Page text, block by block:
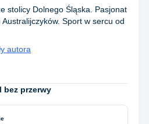
stolicy Dolnego Śląska. Pasjonat
Sport w sercu od
autora
bez przerwy